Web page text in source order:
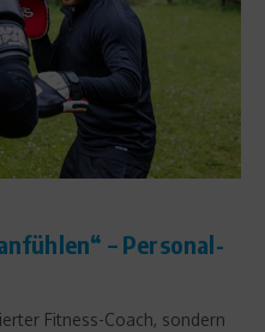
– Personal-
Fitness-Coach, sondern